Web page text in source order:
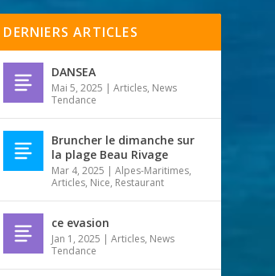
DERNIERS ARTICLES
DANSEA
Mai 5, 2025 |Articles, News
Tendance
Bruncher le dimanche sur
la plage Beau Rivage
Mar 4, 2025 |Alpes-Maritimes,
Articles, Nice, Restaurant
ce evasion
Jan 1, 2025 |Articles, News
Tendance